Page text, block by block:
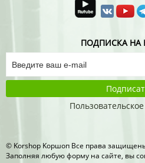
ПОДПИСКА НА
© Korshop Koршоп Все права
Заполняя любую форму на сайте, вы